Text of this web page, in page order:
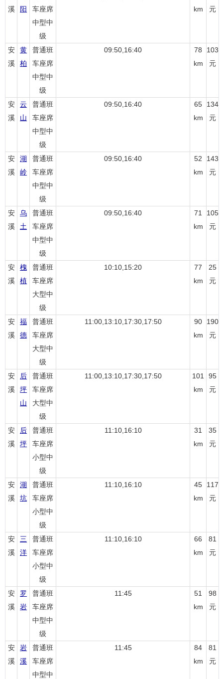
溪
阳
车座席
中型中
级
km
元
安
溪
黄
柏
普通班
车座席
中型中
级
09:50,16:40
78
km
103
元
安
溪
云
山
普通班
车座席
中型中
级
09:50,16:40
65
km
134
元
安
溪
湖
岭
普通班
车座席
中型中
级
09:50,16:40
52
km
143
元
安
溪
乌
土
普通班
车座席
中型中
级
09:50,16:40
71
km
105
元
安
溪
槐
植
普通班
车座席
大型中
级
10:10,15:20
77
km
25
元
安
溪
福
德
普通班
车座席
大型中
级
11:00,13:10,17:30,17:50
90
km
190
元
安
溪
后
坪
山
普通班
车座席
大型中
级
11:00,13:10,17:30,17:50
101
km
95
元
安
溪
后
坪
普通班
车座席
小型中
级
11:10,16:10
31
km
35
元
安
溪
湖
坑
普通班
车座席
小型中
级
11:10,16:10
45
km
117
元
安
溪
三
洋
普通班
车座席
小型中
级
11:10,16:10
66
km
81
元
安
溪
罗
岩
普通班
车座席
中型中
级
11:45
51
km
98
元
安
溪
岩
溪
普通班
车座席
中型中
11:45
84
km
81
元